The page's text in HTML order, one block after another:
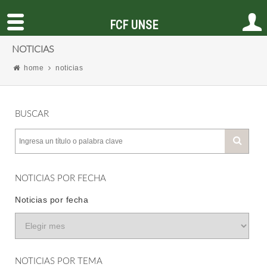
NOTICIAS
home noticias
BUSCAR
NOTICIAS POR FECHA
Noticias por fecha
NOTICIAS POR TEMA
FCF UNSE